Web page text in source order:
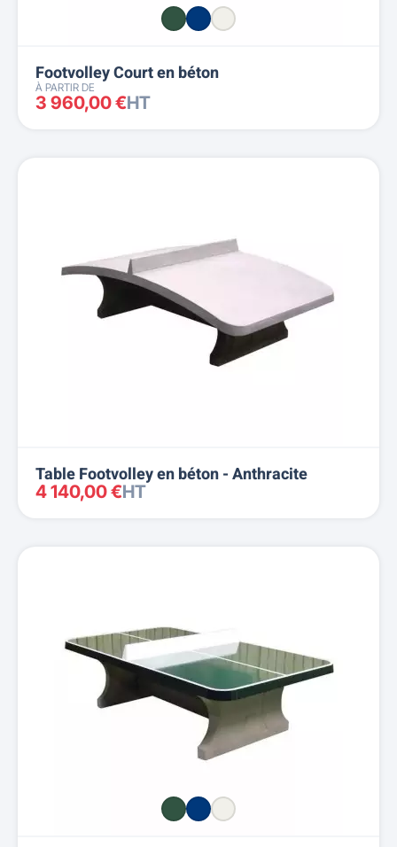
Footvolley Court en béton
À PARTIR DE
3 960,00 €HT
Table Footvolley en béton - Anthracite
4 140,00 €HT